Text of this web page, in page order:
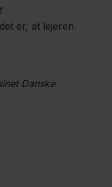
er, at lejeren
Danske